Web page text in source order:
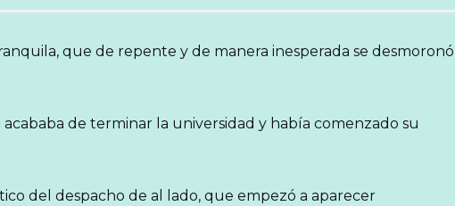
que de repente y de manera inesperada se desmoronó
acababa de terminar la universidad y había comenzado su
del despacho de al lado, que empezó a aparecer